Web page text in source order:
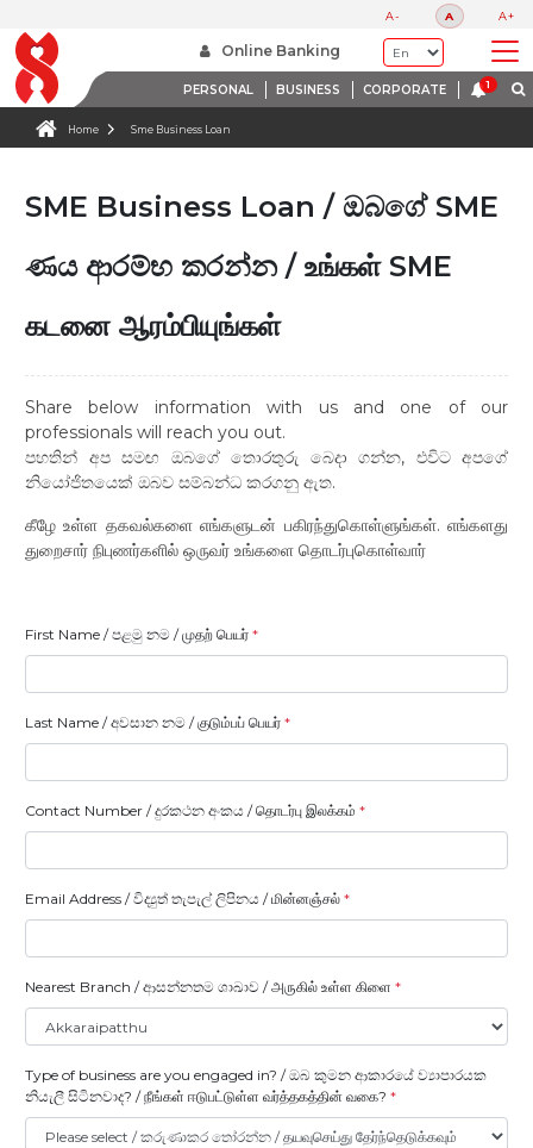
A- A A+
Online Banking
PERSONAL BUSINESS CORPORATE
Home Sme Business Loan
SME Business Loan / ඔබගේ SME
ණය ආරම්භ කරන්න / உங்கள் SME
கடனை ஆரம்பியுங்கள்
Share below information with us and one of our
professionals will reach you out.
පහතින් අප සමඟ ඔබගේ තොරතුරු බෙදා ගන්න, එවිට අපගේ
නියෝජිතයෙක් ඔබව සම්බන්ධ කරගනු ඇත.
கீழே உள்ள தகவல்களை எங்களுடன் பகிரந்துகொள்ளுங்கள். எங்களது
துறைசார் நிபுணர்களில் ஒருவர் உங்களை தொடர்புகொள்வார்
First Name / පළමු නම / முதற் பெயர் *
Last Name / අවසාන නම / குடும்பப் பெயர் *
Contact Number / දුරකථන අංකය / தொடர்பு இலக்கம் *
Email Address / විද්‍යුත් තැපැල් ලිපිනය / மின்னஞ்சல் *
Nearest Branch / ආසන්නතම ශාඛාව / அருகில் உள்ள கிளை *
Type of business are you engaged in? / ඔබ කුමන ආකාරයේ ව්‍යාපාරයක
නියැලී සිටිනවාද? / நீங்கள் ஈடுபட்டுள்ள வர்த்தகத்தின் வகை? *